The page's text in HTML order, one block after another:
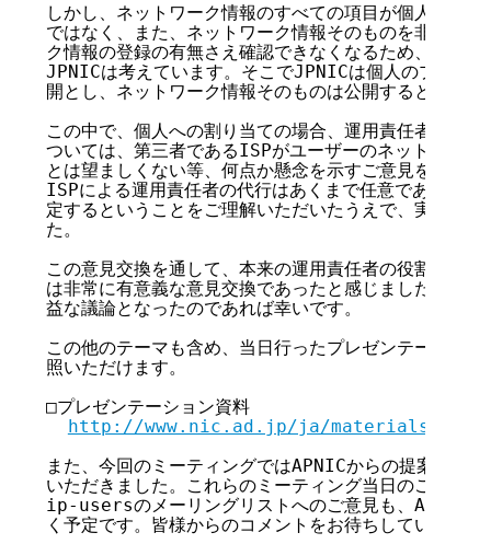
しかし、ネットワーク情報のすべての項目が個人のプ
ではなく、また、ネットワーク情報そのものを非公開
ク情報の登録の有無さえ確認できなくなるため、
JPNICは考えています。そこでJPNICは個人のプライ
開とし、ネットワーク情報そのものは公開するという
この中で、個人への割り当ての場合、運用責任者をISP
ついては、第三者であるISPがユーザーのネットワーク
とは望ましくない等、何点か懸念を示すご意見をいた
ISPによる運用責任者の代行はあくまで任意であり、個
定するということをご理解いただいたうえで、実装と
た。
この意見交換を通して、本来の運用責任者の役割を再
は非常に有意義な意見交換であったと感じました。参
益な議論となったのであれば幸いです。
この他のテーマも含め、当日行ったプレゼンテーション
照いただけます。
□プレゼンテーション資料
http://www.nic.ad.jp/ja/materials/ip/
また、今回のミーティングではAPNICからの提案事項
いただきました。これらのミーティング当日のご意見
ip-usersのメーリングリストへのご意見も、APNICコ
く予定です。皆様からのコメントをお待ちしています。